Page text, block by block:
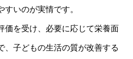
いのが実情です。
価を受け、必要に応じて栄養面
、子どもの生活の質が改善する